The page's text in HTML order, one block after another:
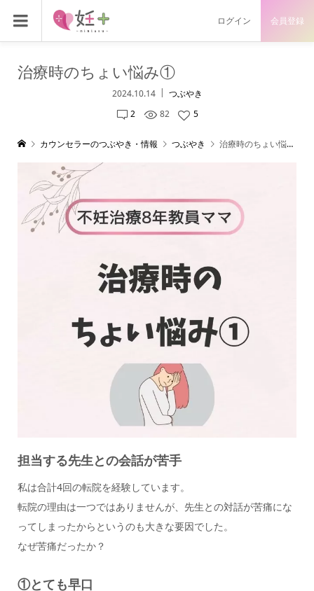
ログイン 会員登録
治療時のちょい悩み①
2024.10.14
つぶやき
2
82 5
カウンセラーのつぶやき・情報 つぶやき 治療時のちょい悩み①
担当する先生との会話が苦手
私は合計4回の転院を経験しています。
転院の理由は一つではありませんが、先生との対話が苦痛にな
ってしまったからというのも大きな要因でした。
なぜ苦痛だったか？
①とても早口